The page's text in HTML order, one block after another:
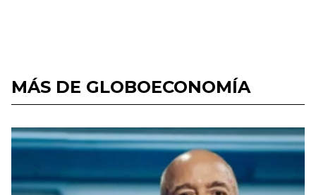
MÁS DE GLOBOECONOMÍA